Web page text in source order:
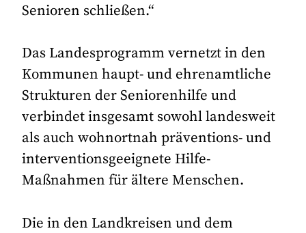
Senioren schließen.“
Das Landesprogramm vernetzt in den
Kommunen haupt- und ehrenamtliche
Strukturen der Seniorenhilfe und
verbindet insgesamt sowohl landesweit
als auch wohnortnah präventions- und
interventionsgeeignete Hilfe-
Maßnahmen für ältere Menschen.
Die in den Landkreisen und dem